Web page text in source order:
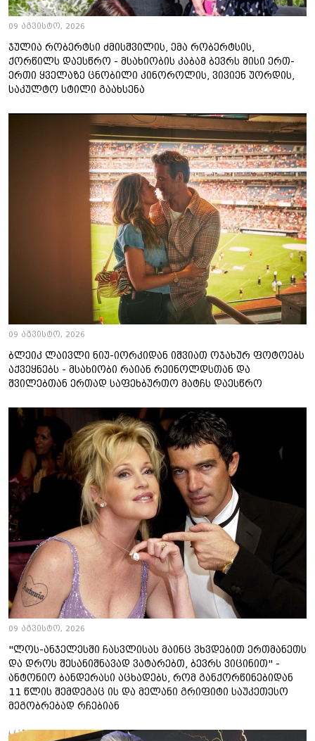
09 აგვისტო, 2026
ჯულია რობერტსი ძმისშვილის, ემა რობერტსის,
ქორწილს დაესწრო - მსახიობის კაბამ ბევრს მისი ერთ-
ერთი ყველაზე ცნობილი კინოროლის, ვივიენ უორდის,
საკულტო სტილი გაახსენა
09 აგვისტო, 2026
ბლეიკ ლაივლი ნიუ-იორკიდან იშვიათ ოჯახურ ფოტოებს
აქვეყნებს - მსახიობი რაიან რეინოლდსთან და
შვილებთან ერთად საფეხბურთო მატჩს დაესწრო
09 აგვისტო, 2026
"ლოს-ანჯელესში ჩასვლისას მაინც ვხვდებით ერთმანეთს
და დროს შესანიშნავად ვატარებთ, ბევრს ვიცინით" -
ანტონიო ბანდერასი აცხადებს, რომ განქორწინებიდან
11 წლის შემდეგაც ის და მელანი გრიფიტი საუკეთესო
მეგობრებად რჩებიან